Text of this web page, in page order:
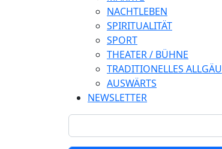
NACHTLEBEN
SPIRITUALITÄT
SPORT
THEATER / BÜHNE
TRADITIONELLES ALLGÄU
AUSWÄRTS
NEWSLETTER